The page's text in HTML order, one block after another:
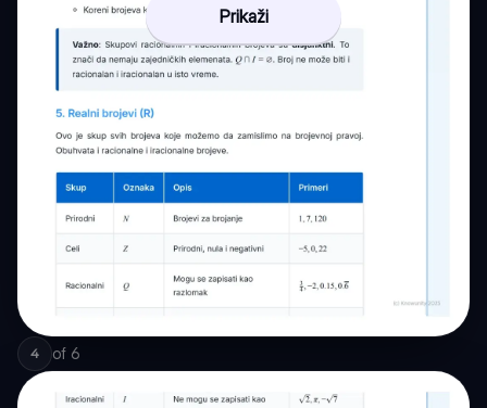
Prikaži
4 of 6